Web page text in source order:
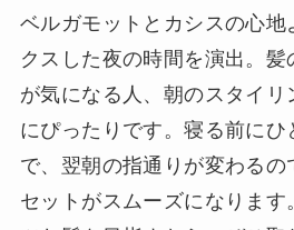
ベルガモットとカシスの心地
クスした夜の時間を演出。髪
が気になる人、朝のスタイリ
にぴったりです。寝る前にひ
で、翌朝の指通りが変わるの
セットがスムーズになります